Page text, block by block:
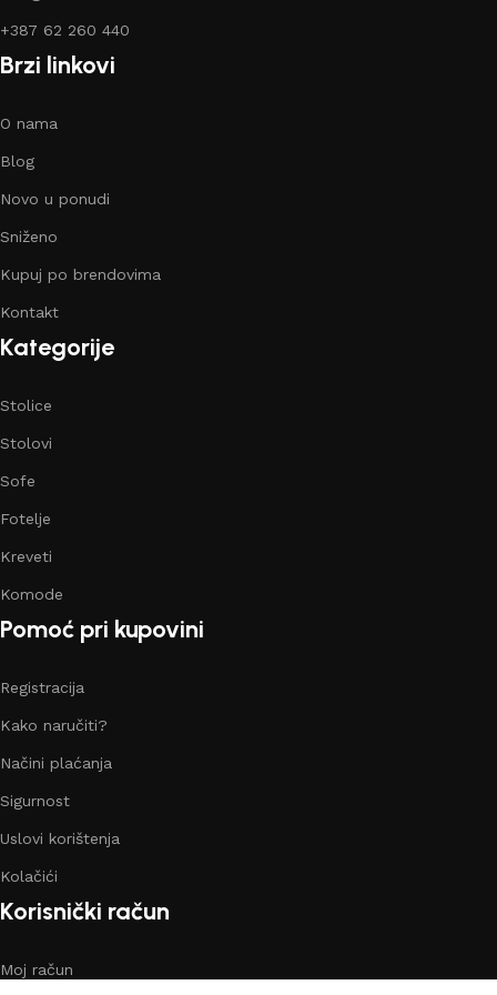
+387 62 260 440
Brzi linkovi
O nama
Blog
Novo u ponudi
Sniženo
Kupuj po brendovima
Kontakt
Kategorije
Stolice
Stolovi
Sofe
Fotelje
Kreveti
Komode
Pomoć pri kupovini
Registracija
Kako naručiti?
Načini plaćanja
Sigurnost
Uslovi korištenja
Kolačići
Korisnički račun
Moj račun